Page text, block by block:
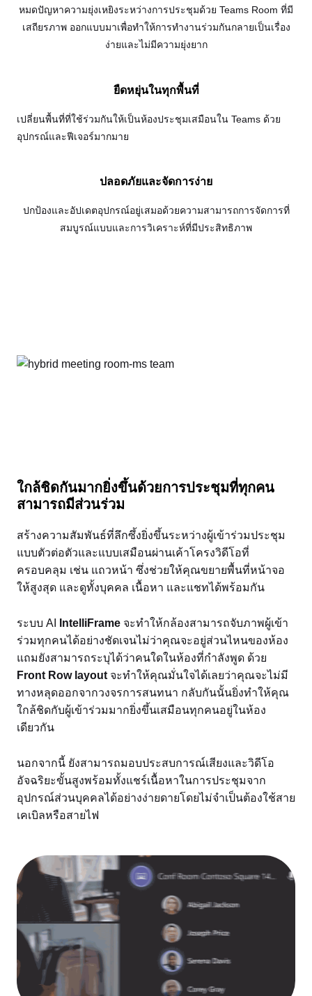
หมดปัญหาความยุ่งเหยิงระหว่างการประชุมด้วย Teams Room ที่มี
เสถียรภาพ ออกแบบมาเพื่อทำให้การทำงานร่วมกันกลายเป็นเรื่อง
ง่ายและไม่มีความยุ่งยาก
ยืดหยุ่นในทุกพื้นที่
เปลี่ยนพื้นที่ที่ใช้ร่วมกันให้เป็นห้องประชุมเสมือนใน Teams ด้วย
อุปกรณ์และฟีเจอร์มากมาย
ปลอดภัยและจัดการง่าย
ปกป้องและอัปเดตอุปกรณ์อยู่เสมอด้วยความสามารถการจัดการที่
สมบูรณ์แบบและการวิเคราะห์ที่มีประสิทธิภาพ
ใกล้ชิดกันมากยิ่งขึ้นด้วยการประชุมที่ทุกคน
สามารถมีส่วนร่วม
สร้างความสัมพันธ์ที่ลึกซึ้งยิ่งขึ้นระหว่างผู้เข้าร่วมประชุม
แบบตัวต่อตัวและแบบเสมือนผ่านเค้าโครงวิดีโอที่
ครอบคลุม เช่น แถวหน้า ซึ่งช่วยให้คุณขยายพื้นที่หน้าจอ
ให้สูงสุด และดูทั้งบุคคล เนื้อหา และแชทได้พร้อมกัน
ระบบ AI IntelliFrame จะทำให้กล้องสามารถจับภาพผู้เข้า
ร่วมทุกคนได้อย่างชัดเจนไม่ว่าคุณจะอยู่ส่วนไหนของห้อง
แถมยังสามารถระบุได้ว่าคนใดในห้องที่กำลังพูด ด้วย
Front Row layout จะทำให้คุณมั่นใจได้เลยว่าคุณจะไม่มี
ทางหลุดออกจากวงจรการสนทนา กลับกันนั้นยิ่งทำให้คุณ
ใกล้ชิดกับผู้เข้าร่วมมากยิ่งขึ้นเสมือนทุกคนอยู่ในห้อง
เดียวกัน
นอกจากนี้ ยังสามารถมอบประสบการณ์เสียงและวิดีโอ
อัจฉริยะขั้นสูงพร้อมทั้งแชร์เนื้อหาในการประชุมจาก
อุปกรณ์ส่วนบุคคลได้อย่างง่ายดายโดยไม่จำเป็นต้องใช้สาย
เคเบิลหรือสายไฟ